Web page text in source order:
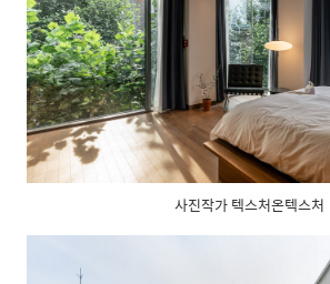
사진작가 텍스처온텍스처